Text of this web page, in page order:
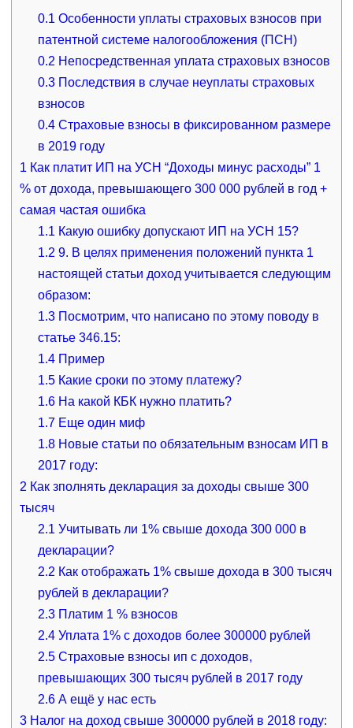
0.1 Особенности уплаты страховых взносов при
патентной системе налогообложения (ПСН)
0.2 Непосредственная уплата страховых взносов
0.3 Последствия в случае неуплаты страховых
взносов
0.4 Страховые взносы в фиксированном размере
в 2019 году
1 Как платит ИП на УСН “Доходы минус расходы” 1
% от дохода, превышающего 300 000 рублей в год +
самая частая ошибка
1.1 Какую ошибку допускают ИП на УСН 15?
1.2 9. В целях применения положений пункта 1
настоящей статьи доход учитывается следующим
образом:
1.3 Посмотрим, что написано по этому поводу в
статье 346.15:
1.4 Пример
1.5 Какие сроки по этому платежу?
1.6 На какой КБК нужно платить?
1.7 Еще один миф
1.8 Новые статьи по обязательным взносам ИП в
2017 году:
2 Как зполнять декларация за доходы свыше 300
тысяч
2.1 Учитывать ли 1% свыше дохода 300 000 в
декларации?
2.2 Как отображать 1% свыше дохода в 300 тысяч
рублей в декларации?
2.3 Платим 1 % взносов
2.4 Уплата 1% с доходов более 300000 рублей
2.5 Страховые взносы ип с доходов,
превышающих 300 тысяч рублей в 2017 году
2.6 А ещё у нас есть
3Налог на доход свыше 300000 рублей в 2018 году: